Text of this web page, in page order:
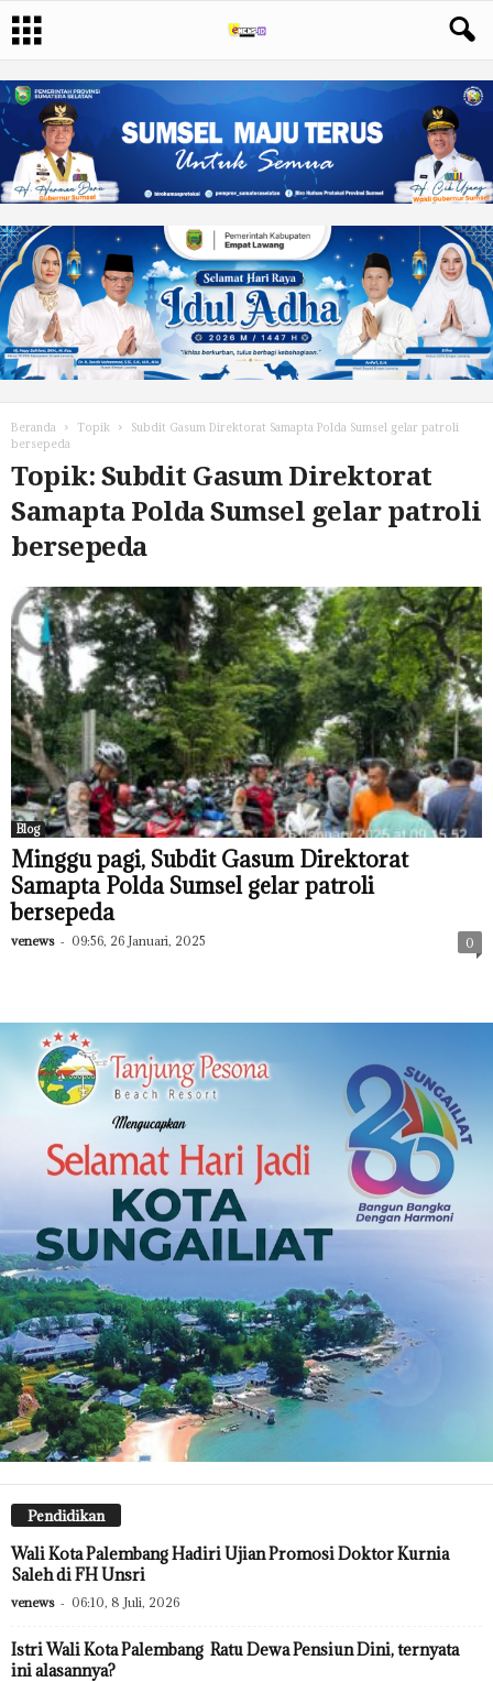
Beranda Topik
Subdit Gasum Direktorat Samapta Polda Sumsel gelar patroli
bersepeda
Topik: Subdit Gasum Direktorat
Samapta Polda Sumsel gelar patroli
bersepeda
Blog
Minggu pagi, Subdit Gasum Direktorat
Samapta Polda Sumsel gelar patroli
bersepeda
venews - 09:56, 26 Januari, 2025 0
Pendidikan
Wali Kota Palembang Hadiri Ujian Promosi Doktor Kurnia
Saleh di FH Unsri
venews - 06:10, 8 Juli, 2026
Istri Wali Kota Palembang Ratu Dewa Pensiun Dini, ternyata
ini alasannya?